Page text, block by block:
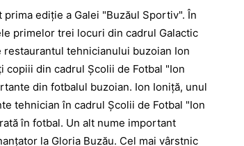
ediţie a Galei "Buzăul Sportiv". În
primelor trei locuri din cadrul Galactic
tehnicianului buzoian Ion
copiii din cadrul Şcolii de Fotbal "Ion
din fotbalul buzoian. Ion Ioniţă, unul
tehnician în cadrul Şcolii de Fotbal "Ion
în fotbal. Un alt nume important
la Gloria Buzău. Cel mai vârstnic